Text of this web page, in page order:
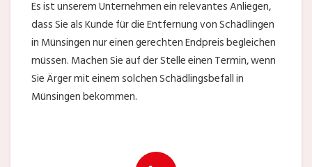
Es ist unserem Unternehmen ein relevantes Anliegen,
dass Sie als Kunde für die Entfernung von Schädlingen
in Münsingen nur einen gerechten Endpreis begleichen
müssen. Machen Sie auf der Stelle einen Termin, wenn
Sie Ärger mit einem solchen Schädlingsbefall in
Münsingen bekommen.